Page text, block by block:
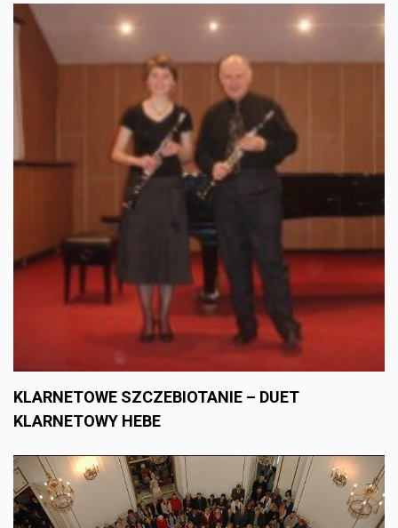
KLARNETOWE SZCZEBIOTANIE – DUET
KLARNETOWY HEBE